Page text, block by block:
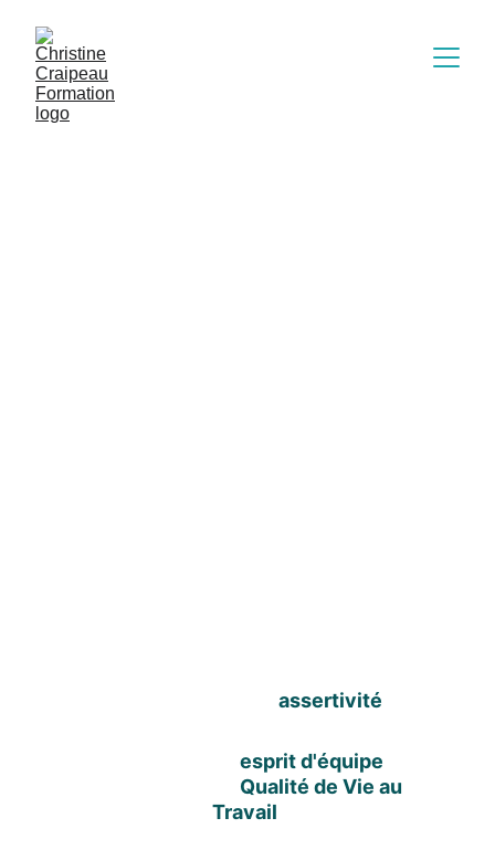
assertivité
esprit d'équipe
Qualité de Vie au
Travail